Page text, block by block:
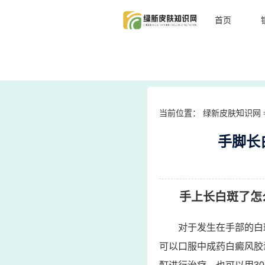
首页
当前位置： 绿新皮肤知识网
手脚长
手上长白斑了
对于发生在手部的
可以口服中成药白癜风